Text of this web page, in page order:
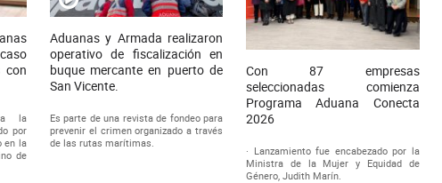
con
la
por
en la
de
Aduanas y Armada realizaron
operativo de fiscalización en
buque mercante en puerto de
San Vicente.
Es parte de una revista de fondeo para
prevenir el crimen organizado a través
de las rutas marítimas.
Con 87 empresas
seleccionadas comienza
Programa Aduana Conecta
2026
· Lanzamiento fue encabezado por la
Ministra de la Mujer y Equidad de
Género, Judith Marín.